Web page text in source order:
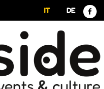
IT DE